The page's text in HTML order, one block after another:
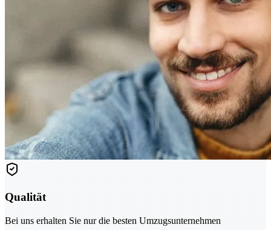
Qualität
Bei uns erhalten Sie nur die besten Umzugsunternehmen